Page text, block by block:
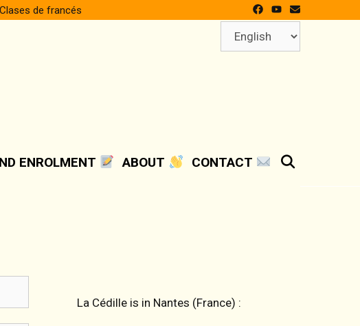
de francés
ENROLMENT ABOUT CONTACT
La Cédille is in Nantes (France) :